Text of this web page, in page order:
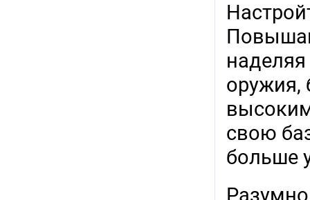
оружия,
свою
больше